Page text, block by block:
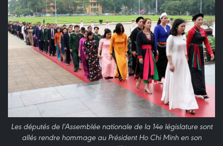
Les députés de l’Assemblée nationale de la 14e législature sont
allés rendre hommage au Président Ho Chi Minh en son